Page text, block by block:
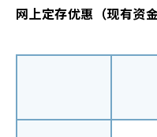
网上定存优惠（现有资